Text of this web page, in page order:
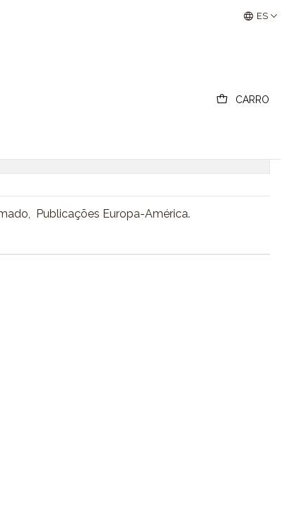
CARRO
Buscantiguidades - Leilões Colecionismo e ES
- Jorge Amado
Publicações Europa-América.